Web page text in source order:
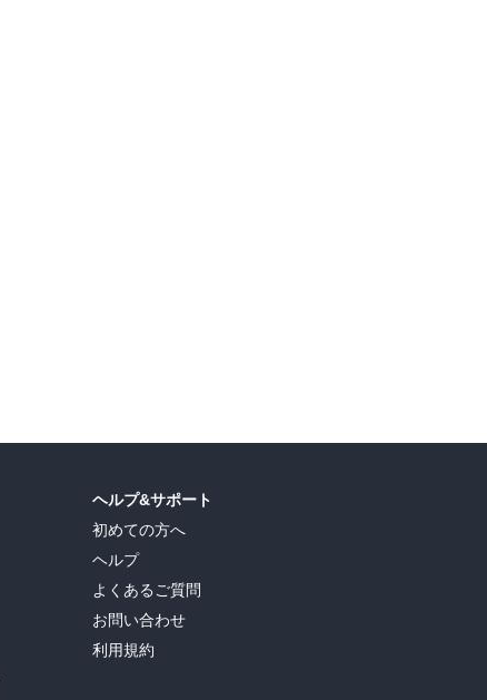
ヘルプ&サポート
初めての方へ
ヘルプ
よくあるご質問
お問い合わせ
利用規約